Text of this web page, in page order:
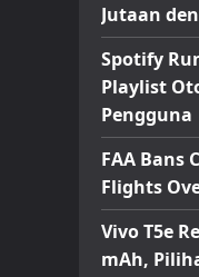
Jutaan
Spotify
Playlist
Pengguna
FAA Bans
Flights
Vivo T5e
mAh,